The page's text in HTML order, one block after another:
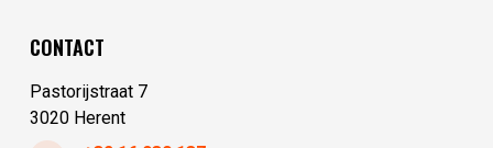
zaterdag
CONTACT
Pastorijstraat 7
3020 Herent